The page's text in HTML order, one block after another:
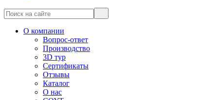
О компании
Вопрос-ответ
Производство
3D тур
Сертификаты
Отзывы
Каталог
О нас